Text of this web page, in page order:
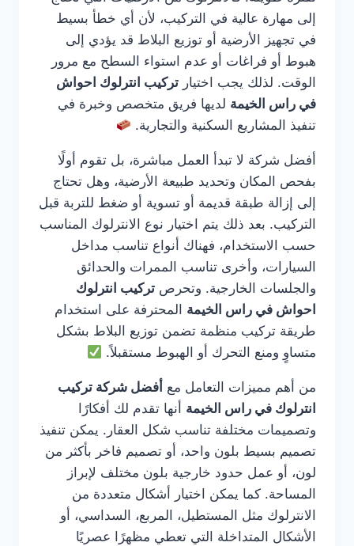
إلى مهارة عالية في التركيب، لأن أي خطأ بسيط
في تجهيز الأرضية أو توزيع البلاط قد يؤدي إلى
هبوط أو فراغات أو عدم استواء السطح مع مرور
الوقت. لذلك يجب اختيار تركيب انترلوك احواش
في راس الخيمة لديها فريق متخصص وخبرة في
تنفيذ المشاريع السكنية والتجارية.
أفضل شركة لا تبدأ العمل مباشرة، بل تقوم أولًا
بفحص المكان وتحديد طبيعة الأرضية، وهل تحتاج
إلى إزالة طبقة قديمة أو تسوية أو ضغط للتربة قبل
التركيب. بعد ذلك يتم اختيار نوع الانترلوك المناسب
حسب الاستخدام، فهناك أنواع تناسب مداخل
السيارات، وأخرى تناسب الممرات والحدائق
والجلسات الخارجية. وتحرص تركيب انترلوك
احواش في راس الخيمة المحترفة على استخدام
طريقة تركيب منظمة تضمن توزيع البلاط بشكل
متساوٍ ومنع التحرك أو الهبوط مستقبلاً.
من أهم مميزات التعامل مع أفضل شركة تركيب
انترلوك في راس الخيمة أنها تقدم لك أفكارًا
وتصميمات مختلفة تناسب شكل العقار. يمكن تنفيذ
تصميم بسيط بلون واحد، أو تصميم فاخر بأكثر من
لون، أو عمل حدود خارجية بلون مختلف لإبراز
المساحة. كما يمكن اختيار أشكال متعددة من
الانترلوك مثل المستطيل، المربع، السداسي، أو
الأشكال المتداخلة التي تعطي مظهرًا عصريًا